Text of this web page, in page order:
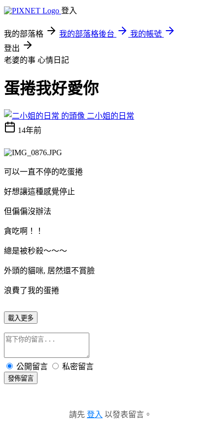
登入
我的部落格 我的部落格後台
我的帳號
登出
老婆的事 心情日記
蛋捲我好愛你
二小姐的日常
14年前
可以一直不停的吃蛋捲
好想讓這種感覺停止
但偏偏沒辦法
貪吃啊！！
總是被秒殺～～～
外頭的貓咪, 居然還不賞臉
浪費了我的蛋捲
載入更多
公開留言 私密留言
發佈留言
請先 登入 以發表留言。